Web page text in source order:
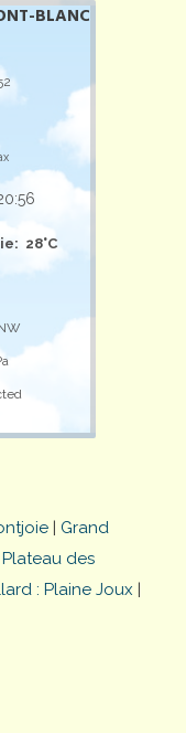
BLANC
28°C
| Grand
Plateau des
: Plaine Joux |